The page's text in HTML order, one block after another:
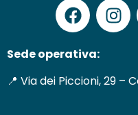
Sede operativa:
📍 Via dei Piccioni, 29